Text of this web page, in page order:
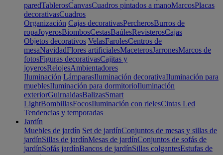
paredTablerosCanvasCuadros pintados a manoMarcosPlacas
decorativasCuadros
Organización Cajas decorativasPercherosBurros de
ropaJoyerosBiombosCestasBaúlesRevisterosCajas
Objetos decorativos VelasFarolesCentros de
mesaNavidadFlores artificialesMaceterosJarronesMarcos de
fotosFiguras decorativasCajitas y
joyerosRelojesAmbientadores
Iluminación LámparasIluminación decorativaIluminación para
mueblesIluminación para dormitorioIluminación
exteriorGuirnaldasBalizasSmart
LightBombillasFocosIluminación con rielesCintas Led
Tendencias y temporadas
Jardín
Muebles de jardín Set de jardínConjuntos de mesas y sillas de
jardínSillas de jardínMesas de jardínConjuntos de sofás de
jardínSofás jardínBancos de jardínSillas colgantesEstufas de